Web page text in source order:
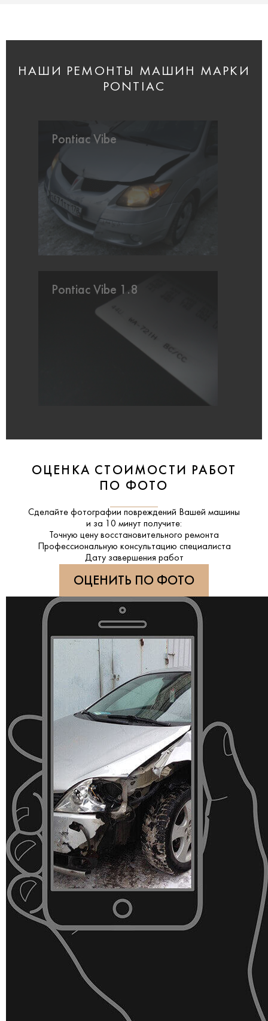
НАШИ РЕМОНТЫ МАШИН МАРКИ
PONTIAC
Pontiac Vibe
Pontiac Vibe 1.8
ОЦЕНКА СТОИМОСТИ РАБОТ
ПО ФОТО
Сделайте фотографии повреждений Вашей машины
и за
10 минут получите:
Точную цену восстановительного ремонта
Профессиональную консультацию специалиста
Дату завершения работ
ОЦЕНИТЬ ПО ФОТО